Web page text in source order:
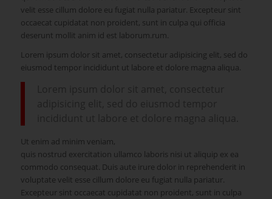
velit esse cillum dolore eu fugiat nulla pariatur. Excepteur sint
occaecat cupidatat non proident, sunt in culpa qui officia
deserunt mollit anim id est laborum.rum.
Lorem ipsum dolor sit amet, consectetur adipisicing elit, sed do
eiusmod tempor incididunt ut labore et dolore magna aliqua.
Ut enim ad minim veniam,
quis nostrud exercitation ullamco laboris nisi ut aliquip ex ea
commodo consequat. Duis aute irure dolor in reprehenderit in
voluptate velit esse cillum dolore eu fugiat nulla pariatur.
Excepteur sint occaecat cupidatat non proident, sunt in culpa